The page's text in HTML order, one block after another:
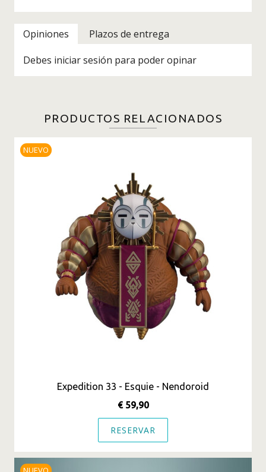
Opiniones
Plazos de entrega
Debes iniciar sesión para poder opinar
PRODUCTOS RELACIONADOS
NUEVO
Expedition 33 - Esquie - Nendoroid
€ 59,90
RESERVAR